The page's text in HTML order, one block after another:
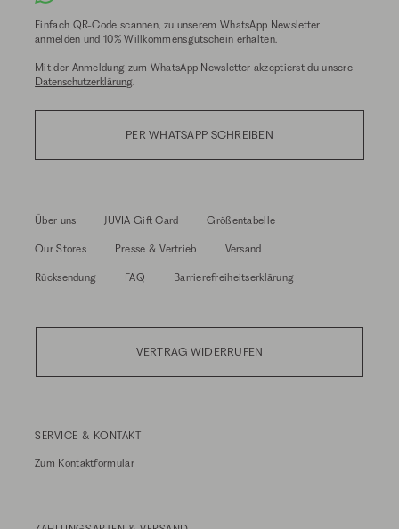
Einfach QR-Code scannen, zu unserem WhatsApp Newsletter
anmelden und 10% Willkommensgutschein erhalten.
Mit der Anmeldung zum WhatsApp Newsletter akzeptierst du unsere
Datenschutzerklärung.
PER WHATSAPP SCHREIBEN
Über uns JUVIA Gift Card Größentabelle
Our Stores Presse & Vertrieb Versand
Rücksendung FAQ Barrierefreiheitserklärung
VERTRAG WIDERRUFEN
SERVICE & KONTAKT
Zum Kontaktformular